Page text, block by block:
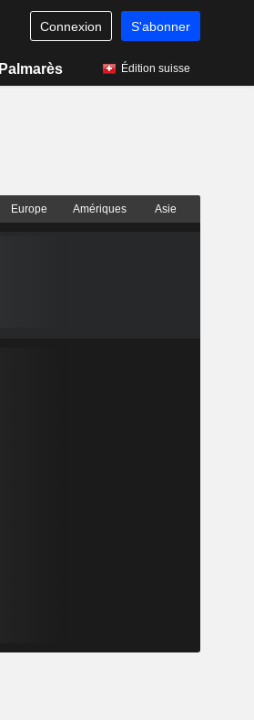
Connexion S'abonner
Palmarès Édition suisse
Europe Amériques Asie